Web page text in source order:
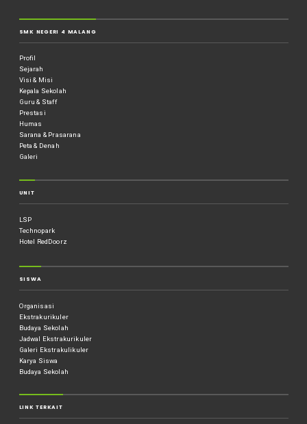
SMK NEGERI 4 MALANG
Profil
Sejarah
Visi & Misi
Kepala Sekolah
Guru & Staff
Prestasi
Humas
Sarana & Prasarana
Peta & Denah
Galeri
UNIT
LSP
Technopark
Hotel RedDoorz
SISWA
Organisasi
Ekstrakurikuler
Budaya Sekolah
Jadwal Ekstrakurikuler
Galeri Ekstrakulikuler
Karya Siswa
Budaya Sekolah
LINK TERKAIT